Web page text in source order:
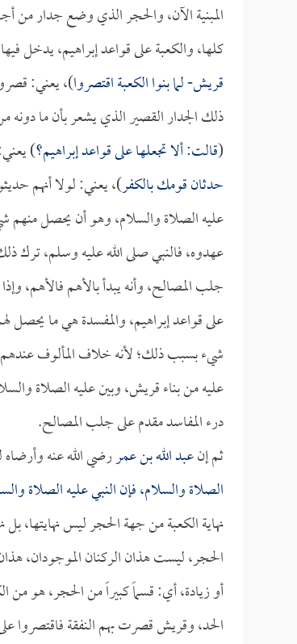
المبنية الآن، والحجر الذي وضع جدار من
كلها، والكعبة على قواعد إبراهيم، يدخل
قريش- لما بنوا الكعبة اقتصروا)، يعني:
ذلك الجدار القصير الذي يشعر بأن ما دونه
(قالت: ألا تجعلها على قواعد إبراهيم؟)
حدثان قومك بالكفر)، يعني: لولا أنهم
عليه الصلاة والسلام، وهو أن يحصل منهم
عهدوه، فالنبي صلى الله عليه وسلم، ترك
جلب المصالح، وأنه يبدأ بالأهم فالأهم،
على قواعد إبراهيم، والمفسدة هي ما
شيء بسبب ذلك؛ لأنه خلاف المألوف عندهم،
عليه من بناء قريش، وبين عليه الصلاة
درء المفاسد مقدم على جلب المصالح.
ثم إنعبد الله بن عمررضي الله عنه
الصلاة والسلام، فإن النبي عليه الصلاة
نهاية الكعبة من جهة الحجر ليس نهايتها،
الحجر، ليست هذان الركنان الموجودان، هذان
أو زيادة، أي: قسماً كبيراً من الحجر، هو من
الحد، وقريش قصرت بهم النفقة فاقتصروا